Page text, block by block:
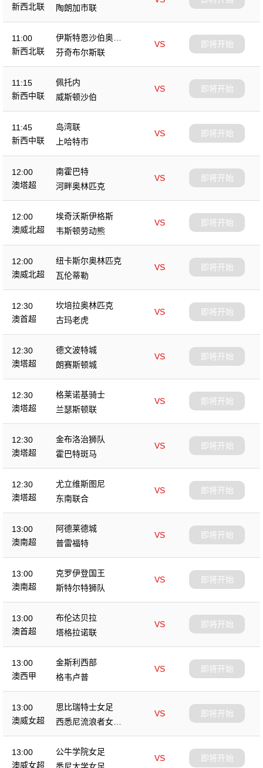
新西北联
陶朗加市联
11:00
新西北联
伊斯特恩沙伯奥克
兰
VS
芬奇布尔斯联
即将开始
11:15
新西中联
佩托内
VS
威斯顿沙伯
即将开始
11:45
新西中联
岛湾联
VS
上哈特市
即将开始
12:00
澳塔超
南霍巴特
VS
河畔奥林匹克
即将开始
12:00
澳威北超
埃奇沃斯伊格斯
VS
韦斯顿劳动熊
即将开始
12:00
澳威北超
纽卡斯尔奥林匹克
VS
瓦伦蒂勒
即将开始
12:30
澳首超
坎培拉奥林匹克
VS
古玛老虎
即将开始
12:30
澳塔超
德文波特城
VS
朗赛斯顿城
即将开始
12:30
澳塔超
格莱诺基骑士
VS
兰瑟斯顿联
即将开始
12:30
澳塔超
金布洛治狮队
VS
霍巴特斑马
即将开始
12:30
澳塔超
尤立维斯图尼
VS
东南联合
即将开始
13:00
澳南超
阿德莱德城
VS
普雷福特
即将开始
13:00
澳南超
克罗伊登国王
VS
斯特尔特狮队
即将开始
13:00
澳首超
布伦达贝拉
VS
塔格拉诺联
即将开始
13:00
澳西甲
金斯利西部
VS
格韦卢普
即将开始
13:00
澳威女超
思比瑞特士女足
VS
西悉尼流浪者女足
B队
即将开始
13:00
澳威女超
公牛学院女足
VS
即将开始